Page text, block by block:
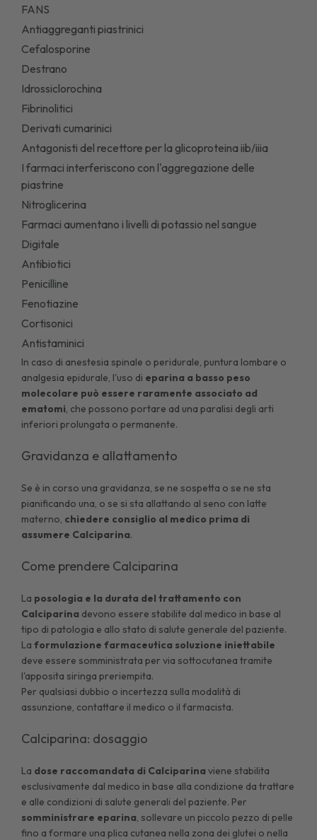
FANS
Antiaggreganti piastrinici
Cefalosporine
Destrano
Idrossiclorochina
Fibrinolitici
Derivati cumarinici
Antagonisti del recettore per la glicoproteina iib/iiia
I farmaci interferiscono con l'aggregazione delle
piastrine
Nitroglicerina
Farmaci aumentano i livelli di potassio nel sangue
Digitale
Antibiotici
Penicilline
Fenotiazine
Cortisonici
Antistaminici
In caso di anestesia spinale o peridurale, puntura lombare o
analgesia epidurale, l'uso di eparina a basso peso
molecolare può essere raramente associato ad
ematomi, che possono portare ad una paralisi degli arti
inferiori prolungata o permanente.
Gravidanza e allattamento
Se è in corso una gravidanza, se ne sospetta o se ne sta
pianificando una, o se si sta allattando al seno con latte
materno, chiedere consiglio al medico prima di
assumere Calciparina.
Come prendere Calciparina
La posologia e la durata del trattamento con
Calciparina devono essere stabilite dal medico in base al
tipo di patologia e allo stato di salute generale del paziente.
Laformulazione farmaceutica soluzione iniettabile
deve essere somministrata per via sottocutanea tramite
l'apposita siringa preriempita.
Per qualsiasi dubbio o incertezza sulla modalità di
assunzione, contattare il medico o il farmacista.
Calciparina: dosaggio
La dose raccomandata di Calciparina viene stabilita
esclusivamente dal medico in base alla condizione da trattare
e alle condizioni di salute generali del paziente. Per
somministrare eparina, sollevare un piccolo pezzo di pelle
fino a formare una plica cutanea nella zona dei glutei o nella